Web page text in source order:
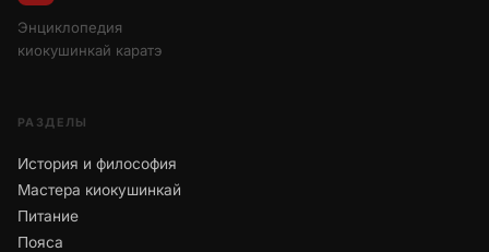
Энциклопедия
киокушинкай каратэ
РАЗДЕЛЫ
История и философия
Мастера киокушинкай
Питание
Пояса